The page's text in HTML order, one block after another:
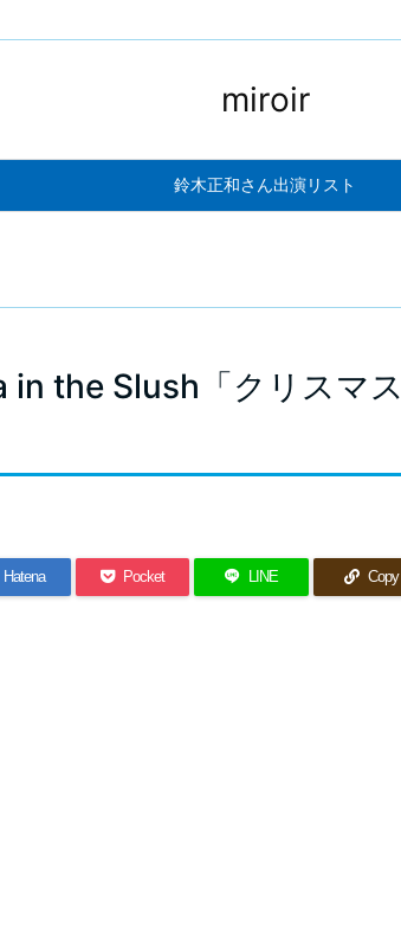
miroir
鈴木正和さん出演リスト
the Slush「クリスマス
Hatena Pocket LINE Copy